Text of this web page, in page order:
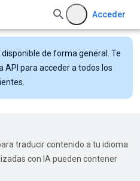
Acceder
de forma general. Te
para acceder a todos los
traducir contenido a tu idioma
con IA pueden contener